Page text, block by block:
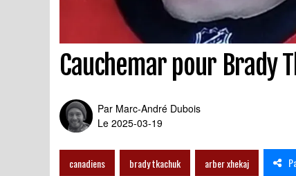
Cauchemar pour Brady
Par Marc-André Dubois
Le 2025-03-19
canadiens brady tkachuk arber xhekaj